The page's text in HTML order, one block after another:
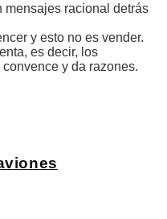
mensajes racional detrás
y esto no es vender.
es decir, los
y da razones.